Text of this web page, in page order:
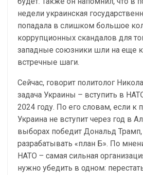
недели украинская
попадала в слишком большое
коррупционных скандалов для
западные союзники шли на еще
встречные шаги.
Сейчас, говорит политолог
задача Украины – вступить в
2024 году. По его словам, если к
Украина не вступит через год в
выборах победит Дональд
разрабатывать «план Б». По
НАТО – самая сильная
нужно убедить в одном: